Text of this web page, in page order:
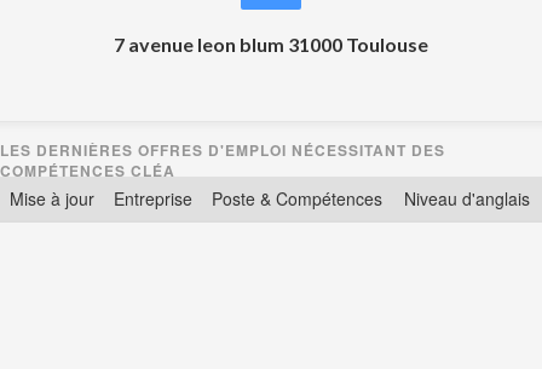
7 avenue leon blum 31000 Toulouse
Mise à jour Entreprise Poste & Compétences Niveau d'anglais